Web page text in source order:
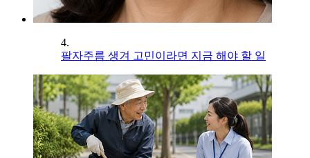
4.
팔자주름 생겨 고민이라면 지금 해야 할 일